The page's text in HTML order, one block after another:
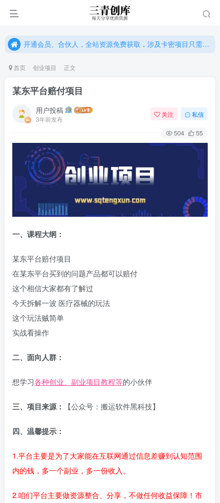
开通会员、合伙人，全站资源免费获取，涉及卡密项目只需单独购卡密（位置：网站右下悬浮按钮）
开通会员、合伙人，全站资源免费获取，涉及卡密项目只需单独购卡密（位置：网站右下悬浮按钮）
首页 创业项目 正文
某东平台赔付项目
用户投稿
3年前发布
关注 私信
504 55
一、 课程大纲：
某东平台赔付项目
在某东平台买到的问题产品都可以赔付
这个相信大家都有了解过
今天拆解一波 医疗器械的玩法
这个玩法贼简单
实战看操作
二、面向人群：
想学习各种创业、副业项目教程等的小伙伴
三、项目来源： 【公众号：搬运软件黑科技】
四、温馨提示：
1.平台主要是为了大家能在互联网通过信息差赚到认知范围
内的钱，多一个副业，多一份收入。
2.咱们平台主要做资源整合、分享，不做任何收益保障！市